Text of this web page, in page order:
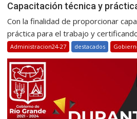
Capacitación técnica y
Con la finalidad de proporcionar
práctica para el trabajo y
Administracion24-27 destacados